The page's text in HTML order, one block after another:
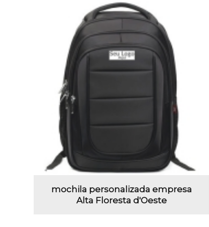
mochila personalizada empresa
Alta Floresta d'Oeste